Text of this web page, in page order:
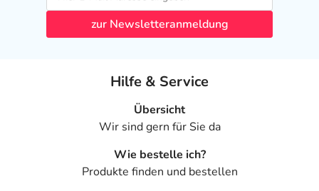
zur Newsletteranmeldung
Hilfe & Service
Übersicht
Wir sind gern für Sie da
Wie bestelle ich?
Produkte finden und bestellen